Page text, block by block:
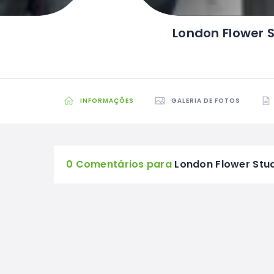
London Flower
INFORMAÇÕES GALERIA DE FOTOS
0 Comentários para London Flower